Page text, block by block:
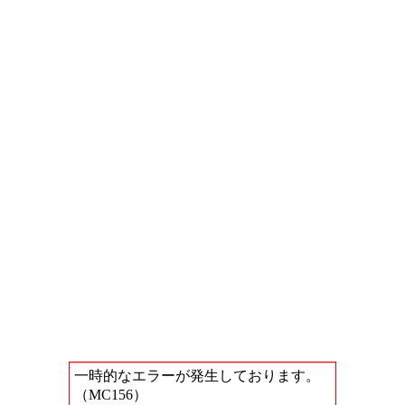
一時的なエラーが発生しております。
（MC156）